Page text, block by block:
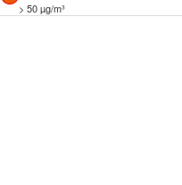
> 50 µg/m³